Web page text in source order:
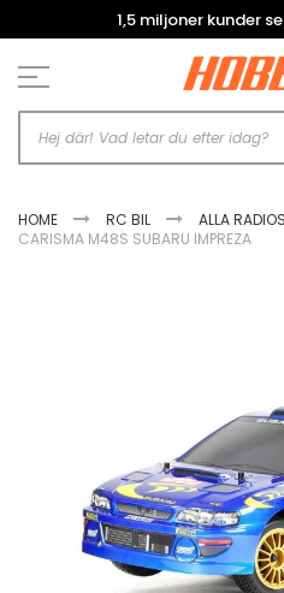
1,5 miljoner kunder
HOME RC BIL
ALLA
CARISMA M48S SUBARU IMPREZA